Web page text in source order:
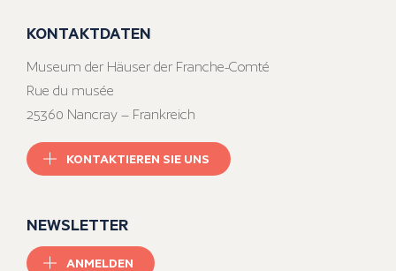
KONTAKTDATEN
Museum der Häuser der Franche-Comté
Rue du musée
25360 Nancray – Frankreich
KONTAKTIEREN SIE UNS
NEWSLETTER
ANMELDEN